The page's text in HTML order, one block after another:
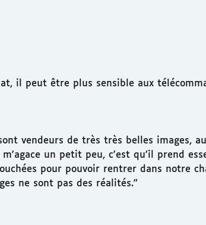
il peut être plus sensible aux
vendeurs de très très belles images,
un petit peu, c'est qu’il prend
pour pouvoir rentrer dans notre
ne sont pas des réalités.”